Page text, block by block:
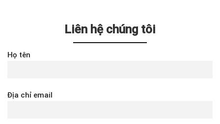
Liên hệ chúng tôi
Họ tên
Địa chỉ email